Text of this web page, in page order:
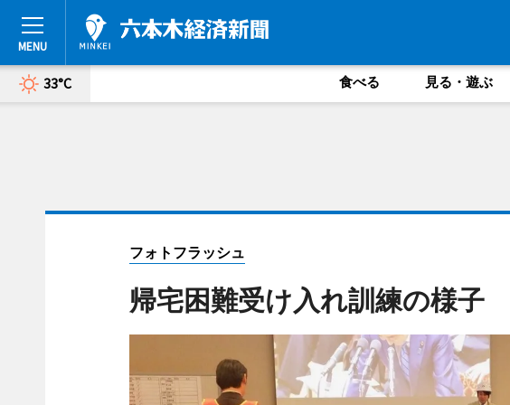
33°C 食べる 見る・遊ぶ
フォトフラッシュ
帰宅困難受け入れ訓練の様子